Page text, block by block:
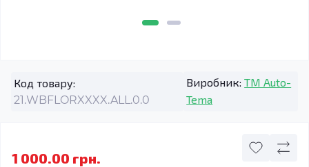
Код товару:
21.WBFLORXXXX.ALL.0.0
Виробник: TM Auto-
Tema
1 000.00 грн.